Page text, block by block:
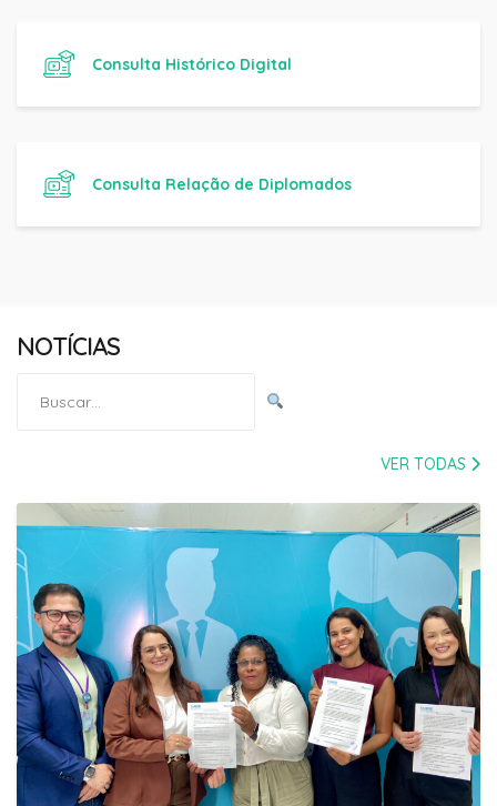
Consulta Histórico Digital
Consulta Relação de Diplomados
NOTÍCIAS
por:
VER TODAS